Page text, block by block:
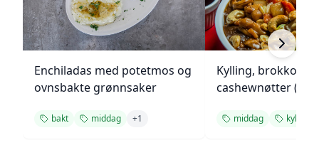
Enchiladas med potetmos og
ovnsbakte grønnsaker
bakt middag +1
Kylling, brokkoli og
cashewnøtter
middag kylling